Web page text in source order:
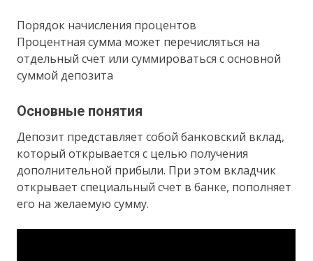
Порядок начисления процентов
Процентная сумма может перечисляться на
отдельный счет или суммироваться с основной
суммой депозита
Основные понятия
Депозит представляет собой банковский вклад,
который открывается с целью получения
дополнительной прибыли. При этом вкладчик
открывает специальный счет в банке, пополняет
его на желаемую сумму.